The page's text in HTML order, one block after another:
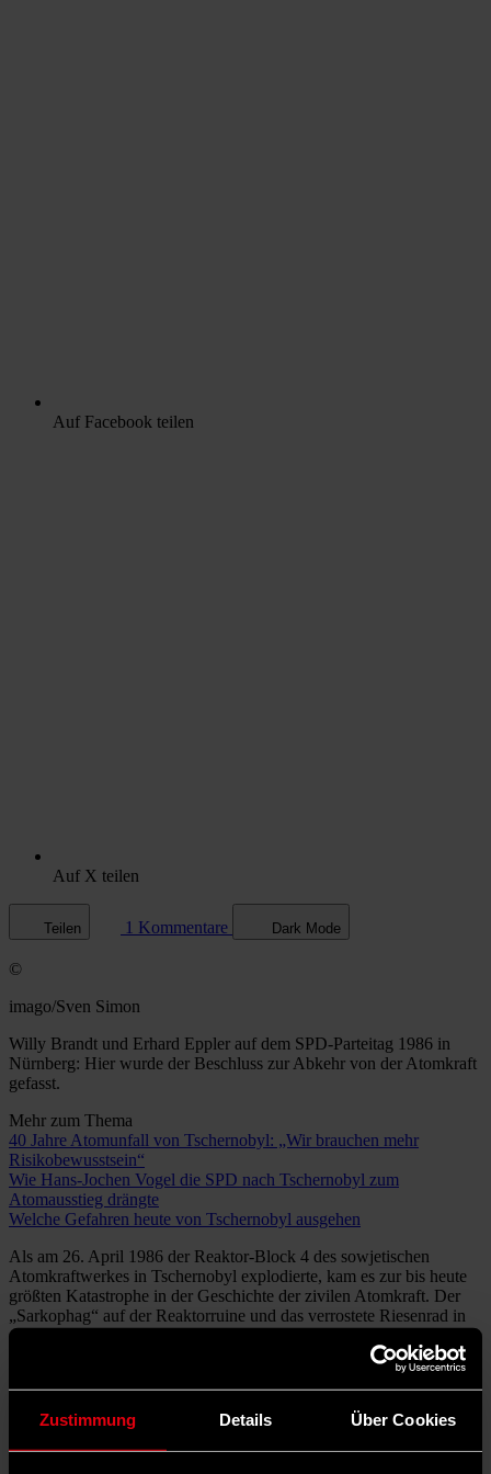
Zustimmung Details Über Cookies
Auf Facebook teilen
Auf X teilen
Teilen 1 Kommentare Dark Mode
©
imago/Sven Simon
Willy Brandt und Erhard Eppler auf dem SPD-Parteitag 1986 in
Nürnberg: Hier wurde der Beschluss zur Abkehr von der Atomkraft
gefasst.
Mehr zum Thema
40 Jahre Atomunfall von Tschernobyl: „Wir brauchen mehr
Risikobewusstsein“
Wie Hans-Jochen Vogel die SPD nach Tschernobyl zum
Atomausstieg drängte
Welche Gefahren heute von Tschernobyl ausgehen
Als am 26. April 1986 der Reaktor-Block 4 des sowjetischen
Atomkraftwerkes in Tschernobyl explodierte, kam es zur bis heute
größten Katastrophe in der Geschichte der zivilen Atomkraft. Der
„Sarkophag“ auf der Reaktorruine und das verrostete Riesenrad in
der benachbarten Stadt Prypjat haben sich als Symbole atomarer
Vernichtungskraft ins kollektive Gedächtnis eingebrannt.
In Deutschland erfuhr die Öffentlichkeit nur mit Verzögerung vom
Unfall, erst zwei Tage später informierten die sowjetischen
Behörden. Spürbar waren die Folgen bald aber ganz unmittelbar:
Der Ostwind hatte den radioaktiven Fallout bis nach Mitteleuropa